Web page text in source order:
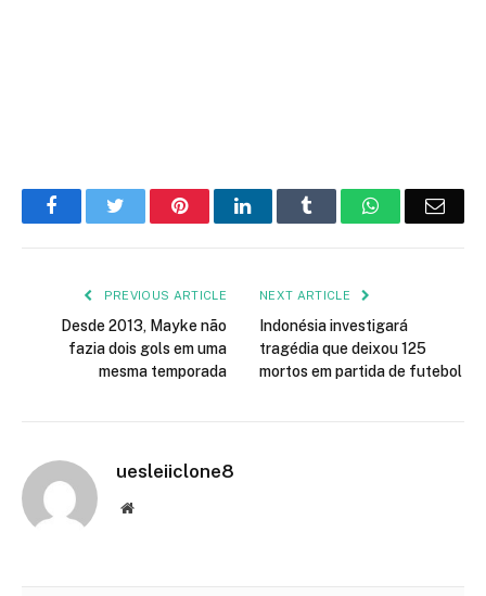
FacebookTwitter PinterestLinkedIn Tumblr WhatsApp
PREVIOUS ARTICLE
Desde 2013, Mayke não
fazia dois gols em uma
mesma temporada
NEXT ARTICLE
Indonésia investigará
tragédia que deixou 125
mortos em partida de futebol
uesleiiclone8
Website